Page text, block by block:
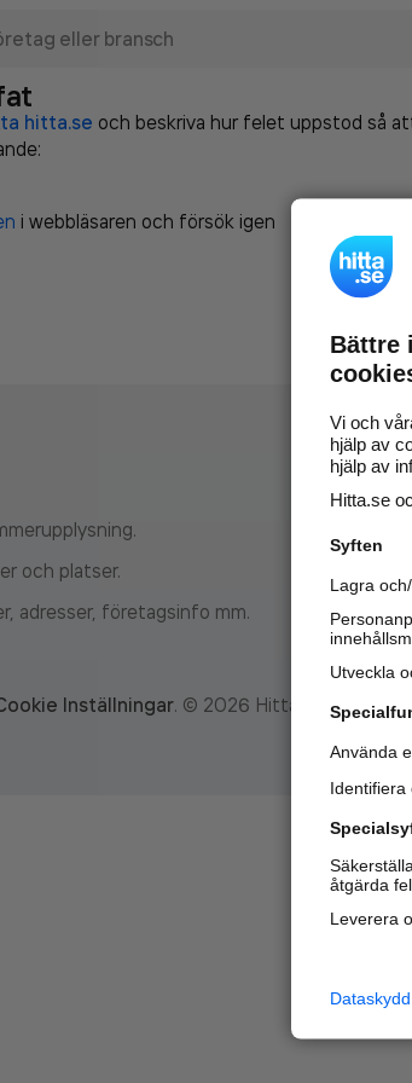
hitta.se och beskriva hur felet uppstod så
i webbläsaren och försök igen
och platser.
adresser, företagsinfo mm.
Inställningar. © 2026 Hitta.se
Bättre
Vi och
hjälp av
hjälp av
Hitta.se
Syften
Lagra
Utveckla
Använda
Identifiera
åtgärda fel
Leverera
Dataskydd